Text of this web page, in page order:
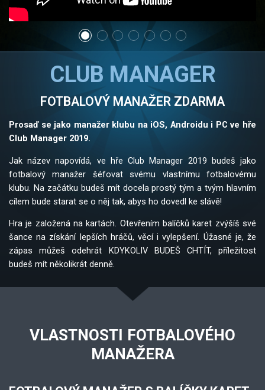
CLUB MANAGER
FOTBALOVÝ MANAŽER ZDARMA
Prosaď se jako manažer klubu na iOS, Androidu i PC ve hře
Club Manager 2019.
Jak název napovídá, ve hře Club Manager 2019 budeš jako
fotbalový manažer šéfovat svému vlastnímu fotbalovému
klubu. Na začátku budeš mít docela prostý tým a tvým hlavním
cílem bude starat se o něj tak, abys ho dovedl ke slávě!
Hra je založená na kartách. Otevřením balíčků karet zvýšíš své
šance na získání lepších hráčů, věcí i vylepšení. Úžasné je, že
zápas můžeš odehrát KDYKOLIV BUDEŠ CHTÍT, příležitost
budeš mít několikrát denně.
VLASTNOSTI FOTBALOVÉHO
MANAŽERA